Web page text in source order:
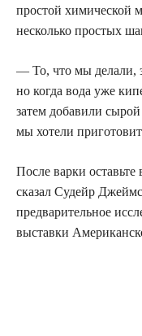
простой химической
несколько простых
— То, что мы делали,
но когда вода уже
затем добавили
мы хотели
После варки
сказал Судейр
предварительное
выставки